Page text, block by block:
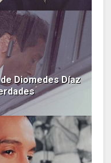
Diomedes Díaz